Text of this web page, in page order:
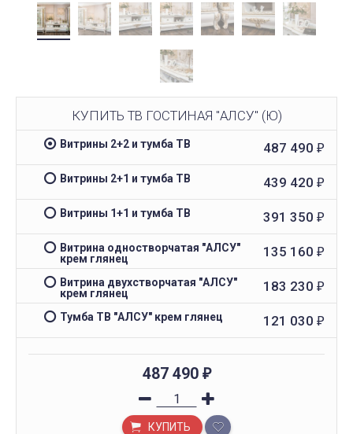
КУПИТЬ ТВ ГОСТИНАЯ "АЛСУ" (Ю)
Витрины 2+2 и тумба ТВ 487 490 ₽
Витрины 2+1 и тумба ТВ 439 420 ₽
Витрины 1+1 и тумба ТВ 391 350 ₽
Витрина одностворчатая "АЛСУ"
крем глянец
135 160 ₽
Витрина двухстворчатая "АЛСУ"
крем глянец
183 230 ₽
Тумба ТВ "АЛСУ" крем глянец 121 030 ₽
487 490 ₽
КУПИТЬ